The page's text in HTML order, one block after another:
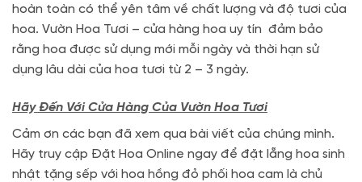
hoàn toàn có thể yên tâm về chất lượng và độ tươi của
hoa. Vườn Hoa Tươi – cửa hàng hoa uy tín đảm bảo
rằng hoa được sử dụng mới mỗi ngày và thời hạn sử
dụng lâu dài của hoa tươi từ 2 – 3 ngày.
Hãy Đến Với Cửa Hàng Của Vườn Hoa Tươi
Cảm ơn các bạn đã xem qua bài viết của chúng mình.
Hãy truy cập Đặt Hoa Online ngay để đặt lẵng hoa sinh
nhật tặng sếp với hoa hồng đỏ phối hoa cam là chủ